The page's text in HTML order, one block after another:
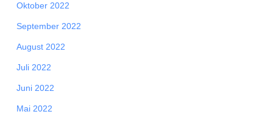
Oktober 2022
September 2022
August 2022
Juli 2022
Juni 2022
Mai 2022